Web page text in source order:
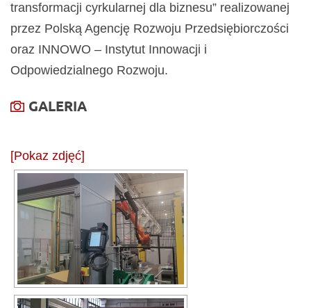
transformacji cyrkularnej dla biznesu” realizowanej
przez Polską Agencję Rozwoju Przedsiębiorczości
oraz INNOWO – Instytut Innowacji i
Odpowiedzialnego Rozwoju.
GALERIA
[Pokaz zdjęć]